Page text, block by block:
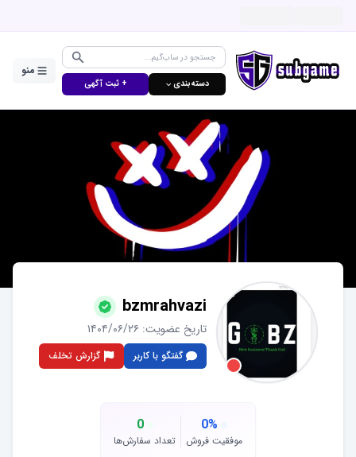
دسته‌بندی ⌵ + ثبت آگهی
منو
bzmrahvazi
تاریخ عضویت:۱۴۰۴/۰۶/۲۶
گفتگو با کاربر گزارش تخلف
0%
موفقیت فروش
0
تعداد سفارش‌ها